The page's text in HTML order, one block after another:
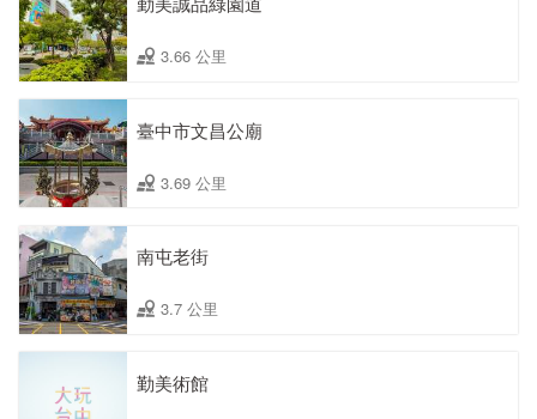
3.66 公里
臺中市文昌公廟
3.69 公里
南屯老街
3.7 公里
勤美術館